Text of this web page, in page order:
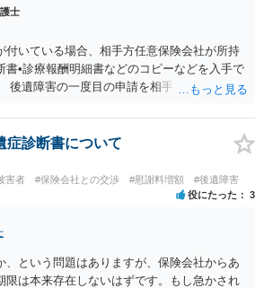
士
付いている場合、相手方任意保険会社が所持
書•診療報酬明細書などのコピーなどを入手で
後遺障害の一度目の申請を相手方任意保険会
任意保険会社から入手できる可能性がありま
、通院していた病院のカルテを取り付けるこ
ませんが、昨年４月から既に１年半年程度経
意識しながら対応をしておきたいところで
打開しない可能性もあるため、依頼の対応が
合わせ、上記の方法等を参考に進め方を相
もしれません。
症診断書について
害者 #保険会社との交渉 #慰謝料増額 #後遺障害
役にたった 3
、という問題はありますが、保険会社からあ
限は本来存在しないはずです。もし急かされ